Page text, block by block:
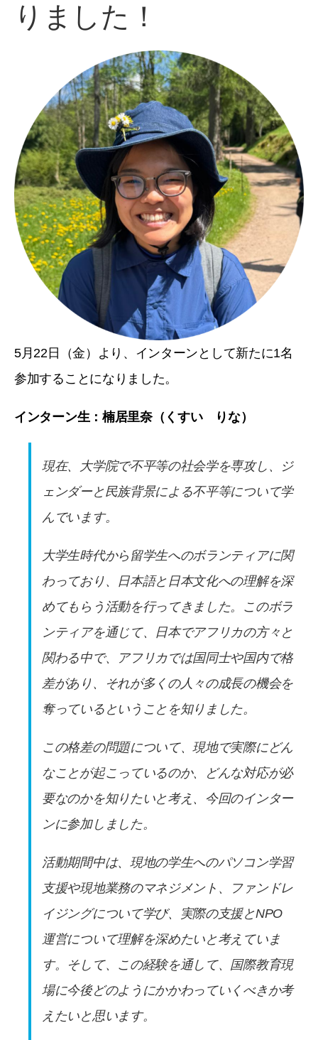
りました！
5月22日（金）より、インターンとして新たに1名
参加することになりました。
インターン生：楠居里奈（くすい りな）
現在、大学院で不平等の社会学を専攻し、ジ
ェンダーと民族背景による不平等について学
んでいます。
大学生時代から留学生へのボランティアに関
わっており、日本語と日本文化への理解を深
めてもらう活動を行ってきました。このボラ
ンティアを通じて、日本でアフリカの方々と
関わる中で、アフリカでは国同士や国内で格
差があり、それが多くの人々の成長の機会を
奪っているということを知りました。
この格差の問題について、現地で実際にどん
なことが起こっているのか、どんな対応が必
要なのかを知りたいと考え、今回のインター
ンに参加しました。
活動期間中は、現地の学生へのパソコン学習
支援や現地業務のマネジメント、ファンドレ
イジングについて学び、実際の支援とNPO
運営について理解を深めたいと考えていま
す。そして、この経験を通して、国際教育現
場に今後どのようにかかわっていくべきか考
えたいと思います。